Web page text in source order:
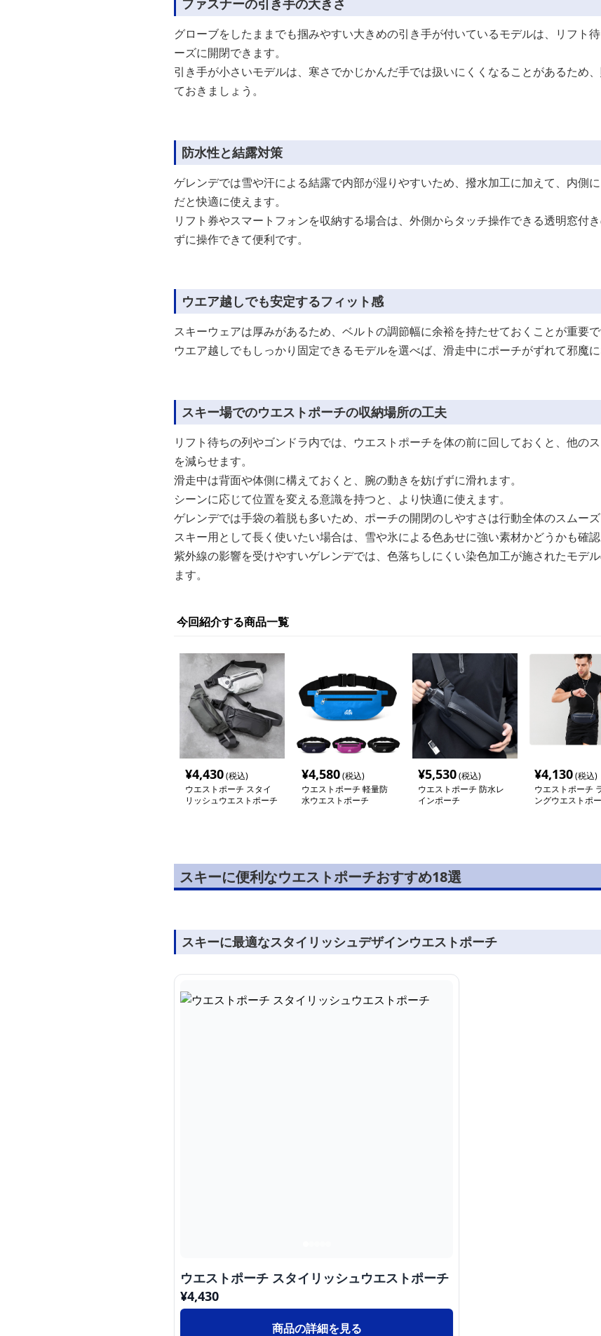
ファスナーの引き手の大きさ
グローブをしたままでも掴みやすい大きめの引き手が付いているモデルは、リフト
ーズに開閉できます。
引き手が小さいモデルは、寒さでかじかんだ手では扱いにくくなることがあるため
ておきましょう。
防水性と結露対策
ゲレンデでは雪や汗による結露で内部が湿りやすいため、撥水加工に加えて、内側
だと快適に使えます。
リフト券やスマートフォンを収納する場合は、外側からタッチ操作できる透明窓付
ずに操作できて便利です。
ウエア越しでも安定するフィット感
スキーウェアは厚みがあるため、ベルトの調節幅に余裕を持たせておくことが重要で
ウエア越しでもしっかり固定できるモデルを選べば、滑走中にポーチがずれて邪魔に
スキー場でのウエストポーチの収納場所の工夫
リフト待ちの列やゴンドラ内では、ウエストポーチを体の前に回しておくと、他の
を減らせます。
滑走中は背面や体側に構えておくと、腕の動きを妨げずに滑れます。
シーンに応じて位置を変える意識を持つと、より快適に使えます。
ゲレンデでは手袋の着脱も多いため、ポーチの開閉のしやすさは行動全体のスムーズ
スキー用として長く使いたい場合は、雪や氷による色あせに強い素材かどうかも確認
紫外線の影響を受けやすいゲレンデでは、色落ちしにくい染色加工が施されたモデ
ます。
今回紹介する商品一覧
¥4,430(税込)
ウエストポーチ スタイ
リッシュウエストポーチ
¥4,580(税込)
ウエストポーチ 軽量防
水ウエストポーチ
¥5,530(税込)
ウエストポーチ 防水レ
インポーチ
¥4,130(税込)
ウエストポーチ
ングウエストポ
スキーに便利なウエストポーチおすすめ18選
スキーに最適なスタイリッシュデザインウエストポーチ
ウエストポーチ スタイリッシュウエストポーチ
¥4,430
商品の詳細を見る